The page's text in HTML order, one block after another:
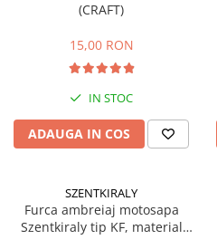
Razatoare branzeturi
Storcatoare de rosii
Accesorii articole de bucatarie
Mobilier gradina
Depozitare gradina
Echipamente curatenie
Aparate de spalat cu presiune
(CRAFT)
15,00 RON
IN STOC
ADAUGA IN COS
SZENTKIRALY
Furca ambreiaj motosapa
Szentkiraly tip KF, material